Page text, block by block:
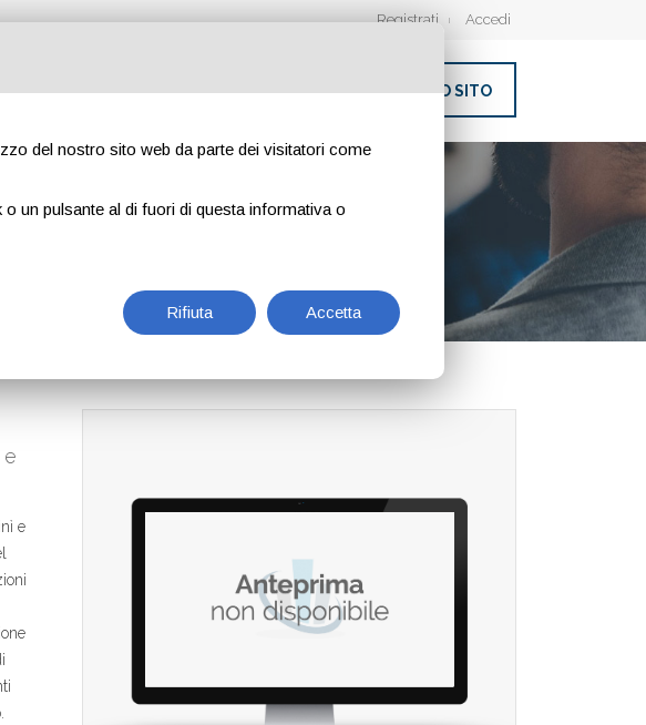
Registrati Accedi
INSERISCI IL TUO SITO
e
e
del nostro sito web da parte dei visitatori come
un pulsante al di fuori di questa informativa o
Rifiuta Accetta